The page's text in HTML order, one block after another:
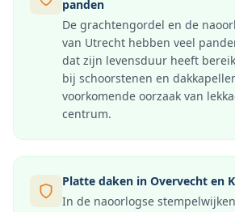
panden
De grachtengordel en de
van Utrecht hebben veel
dat zijn levensduur heeft
bij schoorstenen en
voorkomende oorzaak van
centrum.
Platte daken in Overvecht en
In de naoorlogse